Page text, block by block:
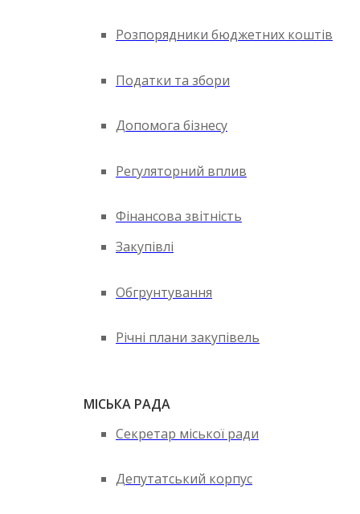
Розпорядники бюджетних коштів
Податки та збори
Допомога бізнесу
Регуляторний вплив
Фінансова звітність
Закупівлі
Обгрунтування
Річні плани закупівель
МІСЬКА РАДА
Секретар міської ради
Депутатський корпус